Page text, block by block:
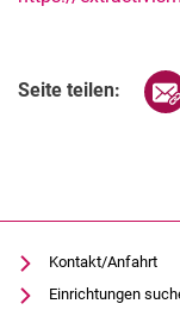
Seite teilen:
Kontakt/Anfahrt
Einrichtungen